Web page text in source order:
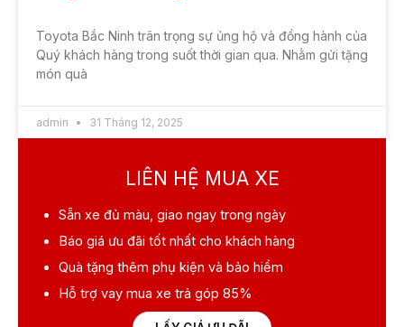
Toyota Bắc Ninh trân trọng sự ủng hộ và đồng hành của
Quý khách hàng trong suốt thời gian qua. Nhằm gửi tặng
món quà
admin 31 Tháng 12, 2025
LIÊN HỆ MUA XE
Sẵn xe đủ màu, giao ngay trong ngày
Báo giá ưu đãi tốt nhất cho khách hàng
Quà tặng thêm phụ kiện và bảo hiểm
Hỗ trợ vay mua xe trả góp 85%